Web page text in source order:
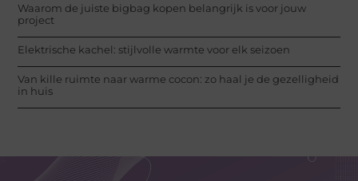
Waarom de juiste bigbag kopen belangrijk is voor jouw
project
Elektrische kachel: stijlvolle warmte voor elk seizoen
Van kille ruimte naar warme cocon: zo haal je de gezelligheid
in huis